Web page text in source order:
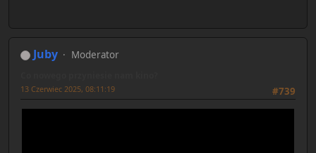
Juby Moderator
#739
13 Czerwiec 2025, 08:11:19